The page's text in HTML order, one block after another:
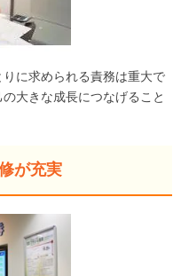
に求められる責務は重大で
大きな成長につなげること
が充実